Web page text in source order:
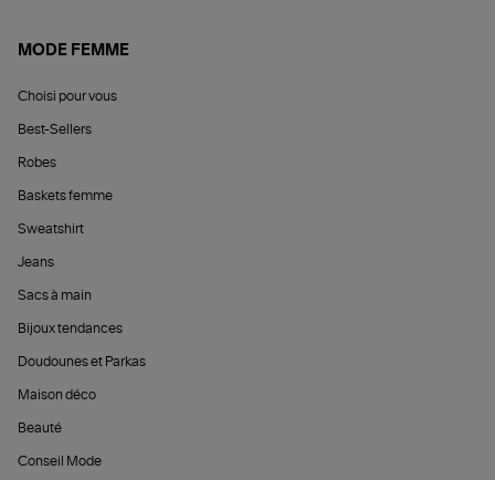
MODE FEMME
Choisi pour vous
Best-Sellers
Robes
Baskets femme
Sweatshirt
Jeans
Sacs à main
Bijoux tendances
Doudounes et Parkas
Maison déco
Beauté
Conseil Mode